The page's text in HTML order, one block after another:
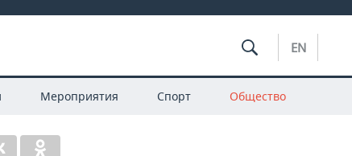
EN
Мероприятия Спорт Общество